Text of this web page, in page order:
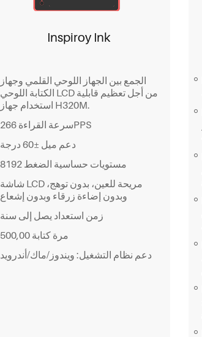
Inspiroy Ink
الجمع بين الجهاز اللوحي القلمي وجهاز
الكتابة اللوحي LCD من أجل تعظيم قابلية
استخدام جهاز H320M.
سرعة القراءة 266PPS
دعم ميل ±60 درجة
مستويات حساسية الضغط 8192
شاشة LCD مريحة للعين، بدون توهج،
وبدون إضاءة زرقاء وبدون إشعاع
زمن استعداد يصل إلى سنة
500,00 مرة كتابة
دعم نظام التشغيل: ويندوز/ماك/أندرويد